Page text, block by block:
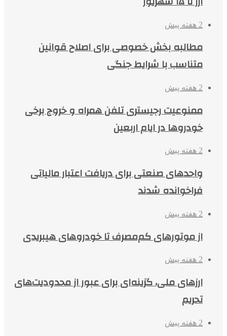
2 هفته پیش
مطالبه بخش خصوصی برای اصلاح قوانین
متناسب با شرایط جنگی
2 هفته پیش
ممنوعیت رجیستری تلفن همراه و خروج برخی
خودروها در ایام اربعین
2 هفته پیش
واحدهای صنعتی برای دریافت اعتبار مالیاتی
فراخوانده شدند
2 هفته پیش
از موتورهای کم‌مصرف تا خودروهای هیبریدی
2 هفته پیش
ارزهای ملی، گزینه‌ای برای عبور از محدودیت‌های
تحریم
2 هفته پیش